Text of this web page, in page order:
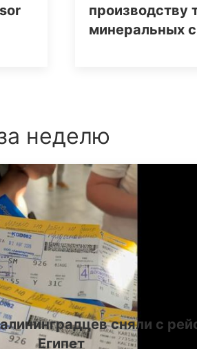
производству
минеральных
неделю
сняли с
Египет